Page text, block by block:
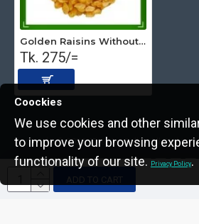
ADD TO CART
Golden Raisins Without Seed (Irani) 250 gm
Tk. 275/=
Copyright © 2022, The Nut Seller, All Rights
Coockies
We use cookies and other
to improve your browsing
functionality of our site. Privacy Policy.